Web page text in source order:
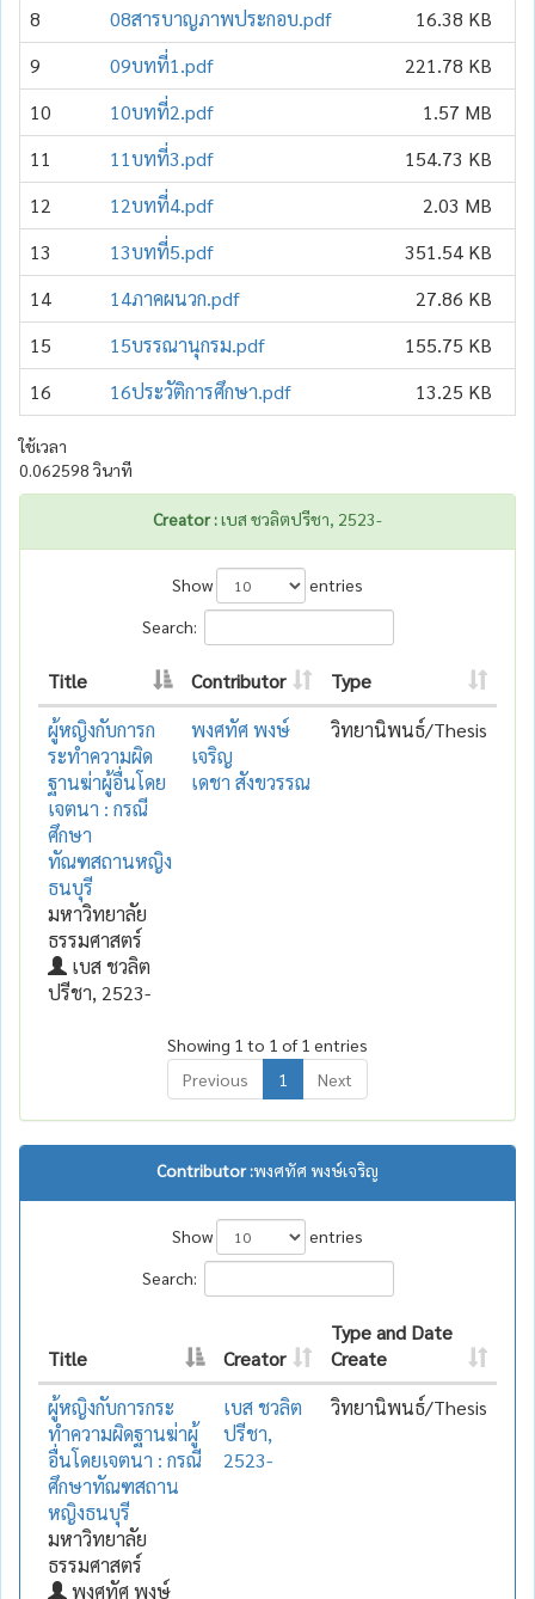
8
08สารบาญภาพประกอบ.pdf
16.38 KB
9
09บทที่1.pdf
221.78 KB
10
10บทที่2.pdf
1.57 MB
11
11บทที่3.pdf
154.73 KB
12
12บทที่4.pdf
2.03 MB
13
13บทที่5.pdf
351.54 KB
14
14ภาคผนวก.pdf
27.86 KB
15
15บรรณานุกรม.pdf
155.75 KB
16
16ประวัติการศึกษา.pdf 13.25 KB
ใช้เวลา
0.062598 วินาที
Creator :เบส ชวลิตปรีชา, 2523-
Show
entries
Search:
Title Contributor
Type
ผู้หญิงกับการก
ระทำความผิด
ฐานฆ่าผู้อื่นโดย
เจตนา : กรณี
ศึกษา
ทัณฑสถานหญิง
ธนบุรี
มหาวิทยาลัย
ธรรมศาสตร์
เบส ชวลิต
ปรีชา, 2523-
พงศทัศ พงษ์
เจริญ
เดชา สังขวรรณ
วิทยานิพนธ์/Thesis
Showing 1 to 1 of 1 entries
Previous
1 Next
Contributor :พงศทัศ พงษ์เจริญ
Show
entries
Search:
Title Creator
Type and Date
Create
ผู้หญิงกับการกระ
ทำความผิดฐานฆ่าผู้
อื่นโดยเจตนา : กรณี
ศึกษาทัณฑสถาน
หญิงธนบุรี
มหาวิทยาลัย
ธรรมศาสตร์
พงศทัศ พงษ์
เบส ชวลิต
ปรีชา,
2523-
วิทยานิพนธ์/Thesis